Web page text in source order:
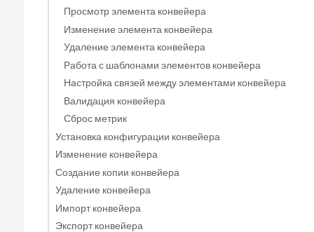
Просмотр элемента конвейера
Изменение элемента конвейера
Удаление элемента конвейера
Работа с шаблонами элементов конвейера
Настройка связей между элементами конвейера
Валидация конвейера
Сброс метрик
Установка конфигурации конвейера
Изменение конвейера
Создание копии конвейера
Удаление конвейера
Импорт конвейера
Экспорт конвейера